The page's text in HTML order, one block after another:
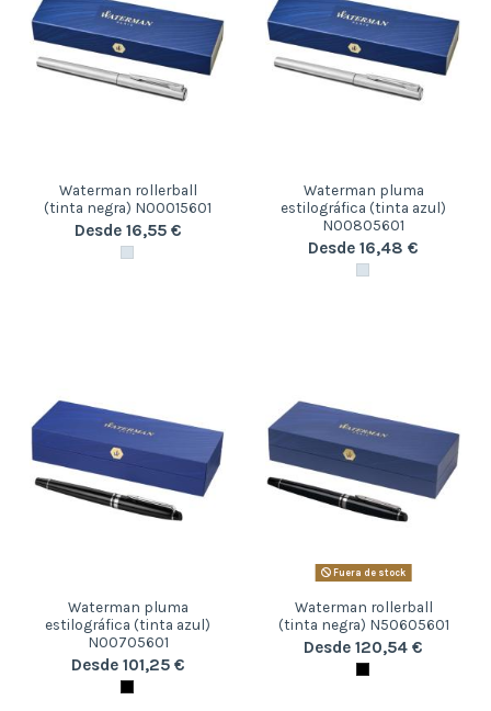
Waterman rollerball
(tinta negra) N00015601
Desde 16,55 €
Waterman pluma
estilográfica (tinta azul)
N00805601
Desde 16,48 €
Waterman pluma
estilográfica (tinta azul)
N00705601
Desde 101,25 €
Fuera de stock
Waterman rollerball
(tinta negra) N50605601
Desde 120,54 €